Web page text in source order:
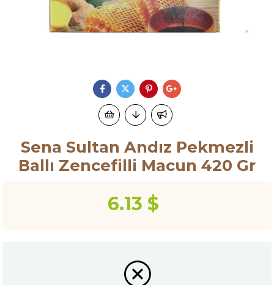
Sena Sultan Andız Pekmezli
Ballı Zencefilli Macun 420 Gr
6.13 $